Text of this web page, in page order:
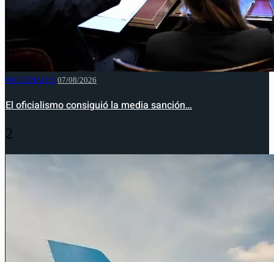
NACIONALES 07/08/2026
El oficialismo consiguió la media sanción…
2